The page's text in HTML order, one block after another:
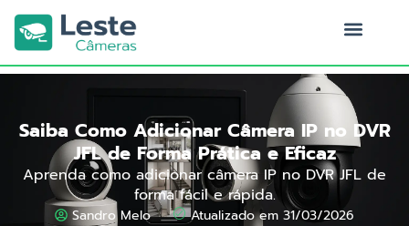
para
conteúdo
Saiba Como Adicionar Câmera IP no DVR
JFL de Forma Prática e Eficaz
Aprenda como adicionar câmera IP no DVR JFL de
forma fácil e rápida.
Sandro Melo Atualizado em 31/03/2026